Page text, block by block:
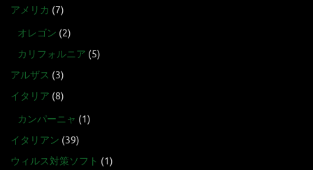
アメリカ (7)
オレゴン (2)
カリフォルニア (5)
アルザス (3)
イタリア (8)
カンパーニャ (1)
イタリアン (39)
ウィルス対策ソフト (1)